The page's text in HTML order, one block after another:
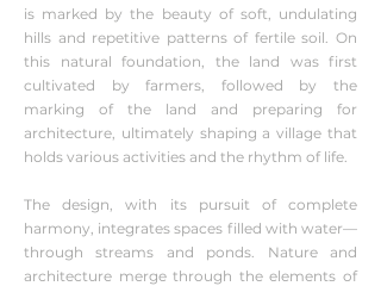
is marked by the beauty of soft, undulating
hills and repetitive patterns of fertile soil. On
this natural foundation, the land was first
cultivated by farmers, followed by the
marking of the land and preparing for
architecture, ultimately shaping a village that
holds various activities and the rhythm of life.
The design, with its pursuit of complete
harmony, integrates spaces filled with water—
through streams and ponds. Nature and
architecture merge through the elements of